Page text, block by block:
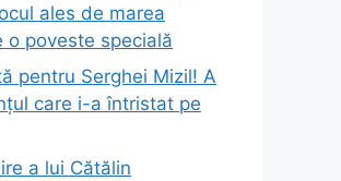
ales de marea
o poveste specială
pentru Serghei Mizil! A
care i-a întristat pe
a lui Cătălin